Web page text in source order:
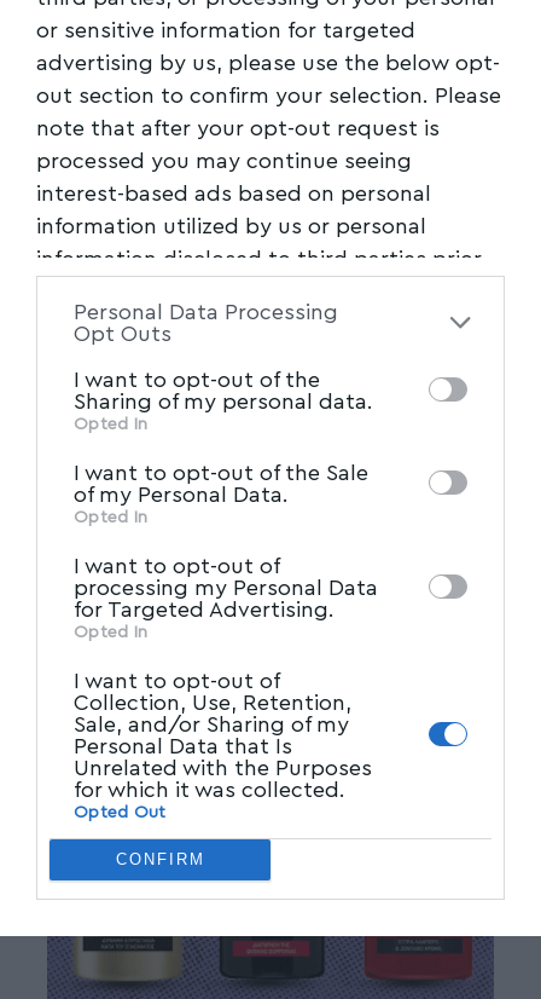
or sensitive information for targeted
advertising by us, please use the below opt-
out section to confirm your selection. Please
note that after your opt-out request is
processed you may continue seeing
interest-based ads based on personal
information utilized by us or personal
information disclosed to third parties prior
of the further disclosure of your personal
of downstream participants. This
information may also be disclosed by us to
Participantsthat may further disclose it to
other third parties.
Personal Data Processing
Opt Outs
I want to opt-out of the
Sharing of my personal data.
Opted In
I want to opt-out of the Sale
of my Personal Data.
Opted In
I want to opt-out of
processing my Personal Data
for Targeted Advertising.
Opted In
I want to opt-out of
Collection, Use, Retention,
Sale, and/or Sharing of my
Personal Data that Is
Unrelated with the Purposes
for which it was collected.
Opted Out
CONFIRM
Facebook